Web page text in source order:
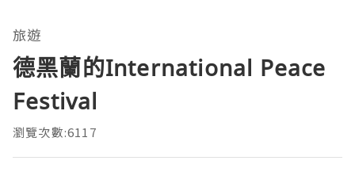
旅遊
德黑蘭的International Peace
Festival
瀏覽次數:6117